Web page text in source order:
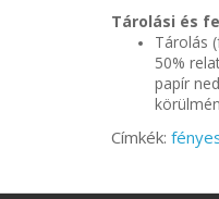
Tárolási és
Tárolás
50%
papír
Címkék: